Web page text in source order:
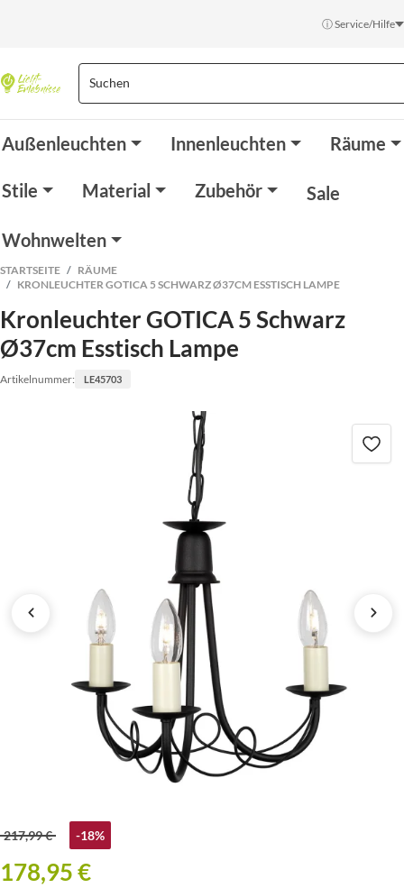
ⓘ Service/Hilfe
Außenleuchten Innenleuchten Räume
Stile Material Zubehör Sale
Wohnwelten
STARTSEITE
RÄUME
KRONLEUCHTER GOTICA 5 SCHWARZ Ø37CM ESSTISCH LAMPE
Kronleuchter GOTICA 5 Schwarz
Ø37cm Esstisch Lampe
Artikelnummer: LE45703
217,99 € -18%
178,95 €